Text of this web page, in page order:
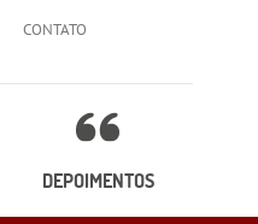
CONTATO
DEPOIMENTOS